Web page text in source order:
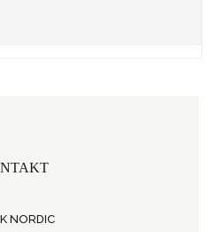
NORDIC